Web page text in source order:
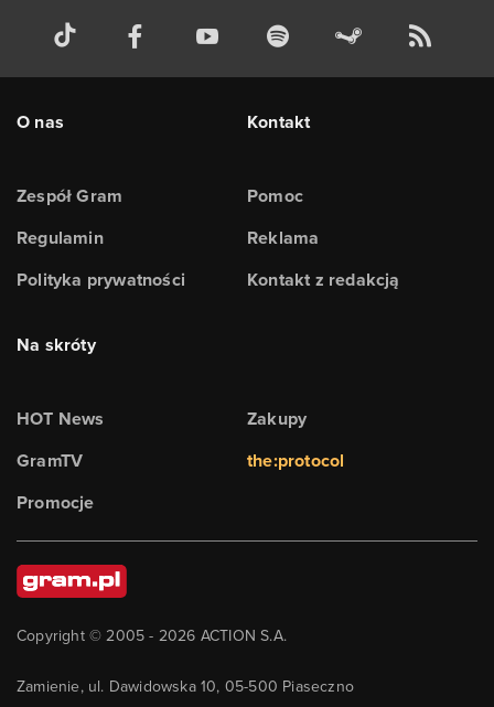
O nas
Zespół Gram
Regulamin
Polityka prywatności
Kontakt
Pomoc
Reklama
Kontakt z redakcją
Na skróty
HOT News
GramTV
Promocje
Zakupy
the:protocol
Copyright © 2005 - 2026 ACTION S.A.
Zamienie, ul. Dawidowska 10, 05-500 Piaseczno